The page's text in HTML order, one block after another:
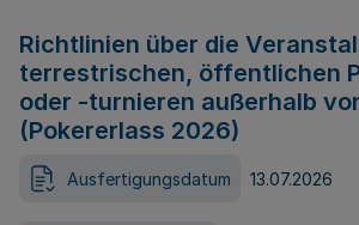
Richtlinien über die
terrestrischen, öffentlichen
oder -turnieren außerhalb
(Pokererlass 2026)
Ausfertigungsdatum 13.07.2026